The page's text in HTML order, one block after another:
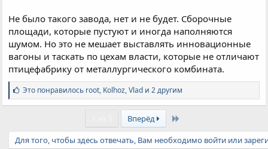
Не было такого завода, нет и не будет. Сборочные
площади, которые пустуют и иногда наполняются
шумом. Но это не мешает выставлять инновационные
вагоны и таскать по цехам власти, которые не отличают
птицефабрику от металлургического комбината.
С
и
м
т
и
Это понравилось root, Kolhoz,Vlad и 2 другим
Вперёд Last
Для того, чтобы здесь отвечать, Вам необходимо войти или